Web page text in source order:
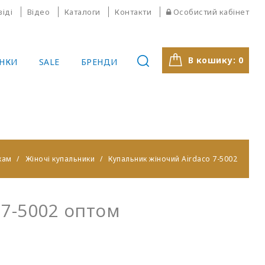
Відео Каталоги Контакти Особистий кабінет
В кошику: 0
SALE БРЕНДИ
Жіночі купальники Купальник жіночий Airdaco 7-5002
5002 оптом